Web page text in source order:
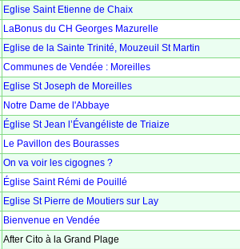
Eglise Saint Etienne de Chaix
LaBonus du CH Georges Mazurelle
Eglise de la Sainte Trinité, Mouzeuil St Martin
Communes de Vendée : Moreilles
Eglise St Joseph de Moreilles
Notre Dame de l'Abbaye
Église St Jean l’Évangéliste de Triaize
Le Pavillon des Bourasses
On va voir les cigognes ?
Église Saint Rémi de Pouillé
Eglise St Pierre de Moutiers sur Lay
Bienvenue en Vendée
After Cito à la Grand Plage